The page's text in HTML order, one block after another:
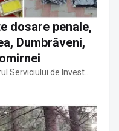
dosare penale,
Dumbrăveni,
Serviciului de Invest…